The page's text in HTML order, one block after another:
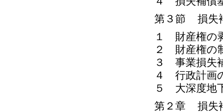
第３節 損失
１ 財産権の
２ 財産権の
３ 事業損失
４ 行政計画
５ 大深度地
第２章 損失